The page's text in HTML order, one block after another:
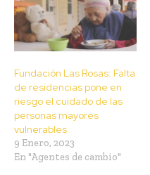
Fundación Las Rosas: Falta
de residencias pone en
riesgo el cuidado de las
personas mayores
vulnerables
9 Enero, 2023
En "Agentes de cambio"